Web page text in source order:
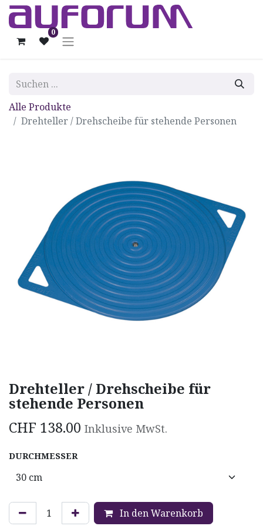
0
Alle Produkte
Drehteller / Drehscheibe für stehende Personen
Drehteller / Drehscheibe für
stehende Personen
CHF 138.00 Inklusive MwSt.
DURCHMESSER
In den Warenkorb